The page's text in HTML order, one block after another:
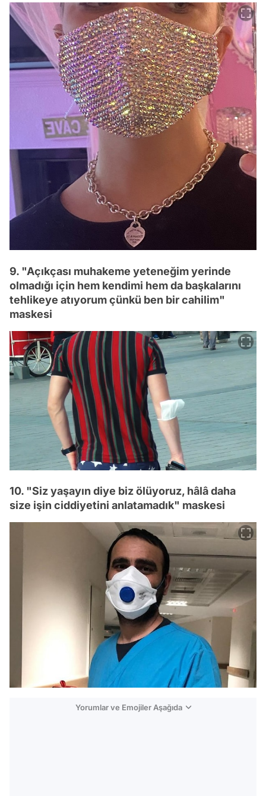
9. "Açıkçası muhakeme yeteneğim yerinde
olmadığı için hem kendimi hem da başkalarını
tehlikeye atıyorum çünkü ben bir cahilim"
maskesi
10. "Siz yaşayın diye biz ölüyoruz, hâlâ daha
size işin ciddiyetini anlatamadık" maskesi
Yorumlar ve Emojiler Aşağıda